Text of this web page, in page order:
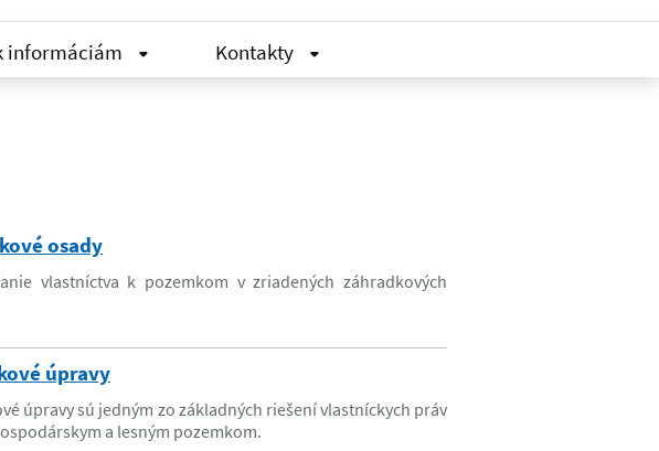
informáciám Kontakty
osady
vlastníctva k pozemkom v zriadených záhradkových
úpravy
úpravy sú jedným zo základných riešení vlastníckych práv
a lesným pozemkom.